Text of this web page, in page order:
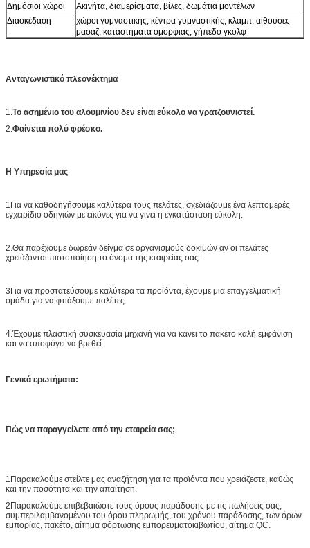
Δημόσιοι χώροι
Ακινήτα, διαμερίσματα, βίλες, δωμάτια μοντέλων
Διασκέδαση
χώροι γυμναστικής, κέντρα γυμναστικής, κλαμπ, αίθουσες
μασάζ, καταστήματα ομορφιάς, γήπεδο γκολφ
Ανταγωνιστικό πλεονέκτημα
1.Το ασημένιο του αλουμινίου δεν είναι εύκολο να γρατζουνιστεί.
2.Φαίνεται πολύ φρέσκο.
Η Υπηρεσία μας
1Για να καθοδηγήσουμε καλύτερα τους πελάτες, σχεδιάζουμε ένα λεπτομερές
εγχειρίδιο οδηγιών με εικόνες για να γίνει η εγκατάσταση εύκολη.
2.Θα παρέχουμε δωρεάν δείγμα σε οργανισμούς δοκιμών αν οι πελάτες
χρειάζονται πιστοποίηση το όνομα της εταιρείας σας.
3Για να προστατεύσουμε καλύτερα τα προϊόντα, έχουμε μια επαγγελματική
ομάδα για να φτιάξουμε παλέτες.
4.Έχουμε πλαστική συσκευασία μηχανή για να κάνει το πακέτο καλή εμφάνιση
και να αποφύγει να βρεθεί.
Γενικά ερωτήματα:
Πώς να παραγγείλετε από την εταιρεία σας;
1Παρακαλούμε στείλτε μας αναζήτηση για τα προϊόντα που χρειάζεστε, καθώς
και την ποσότητα και την απαίτηση.
2Παρακαλούμε επιβεβαιώστε τους όρους παράδοσης με τις πωλήσεις σας,
συμπεριλαμβανομένου του όρου πληρωμής, του χρόνου παράδοσης, των όρων
εμπορίας, πακέτο, αίτημα φόρτωσης εμπορευματοκιβωτίου, αίτημα QC.